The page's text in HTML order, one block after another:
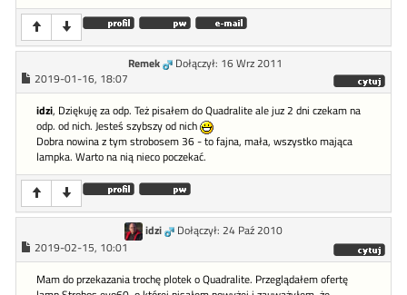
Remek
Dołączył: 16 Wrz 2011
2019-01-16, 18:07
idzi, Dziękuję za odp. Też pisałem do Quadralite ale juz 2 dni czekam na
odp. od nich. Jesteś szybszy od nich
Dobra nowina z tym strobosem 36 - to fajna, mała, wszystko mająca
lampka. Warto na nią nieco poczekać.
idzi
Dołączył: 24 Paź 2010
2019-02-15, 10:01
Mam do przekazania trochę plotek o Quadralite. Przeglądałem ofertę